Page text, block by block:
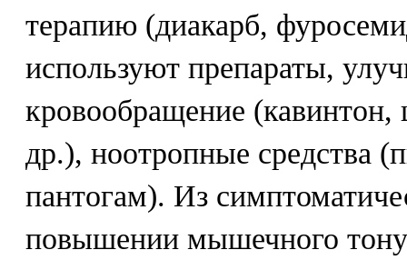
терапию (диакарб,
используют препараты,
кровообращение
др.), ноотропные средства
пантогам). Из
повышении мышечного